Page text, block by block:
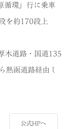
循環」行に乗車
を約170段上
木道路・国道135
熱函道路経由し
公式HPへ